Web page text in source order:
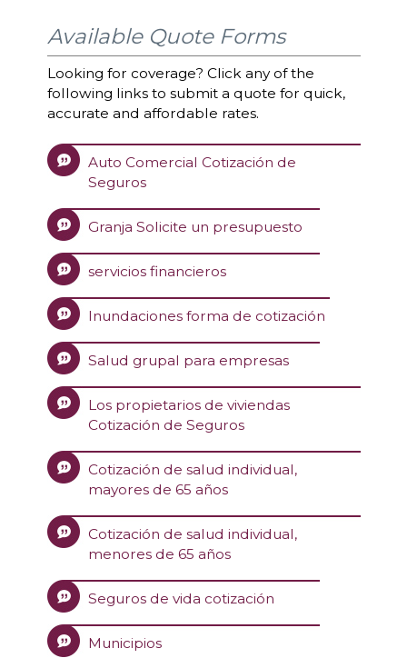
Available Quote Forms
Looking for coverage? Click any of the
following links to submit a quote for quick,
accurate and affordable rates.
Auto Comercial Cotización de
Seguros
Granja Solicite un presupuesto
servicios financieros
Inundaciones forma de cotización
Salud grupal para empresas
Los propietarios de viviendas
Cotización de Seguros
Cotización de salud individual,
mayores de 65 años
Cotización de salud individual,
menores de 65 años
Seguros de vida cotización
Municipios